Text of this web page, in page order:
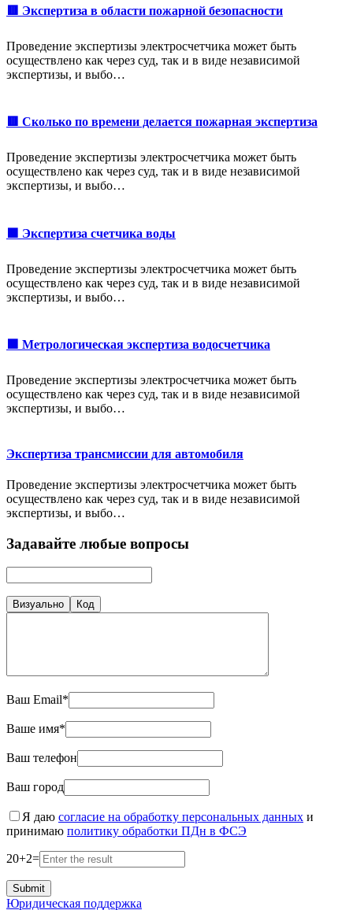
🟥 Экспертиза в области пожарной безопасности
Проведение экспертизы электросчетчика может быть
осуществлено как через суд, так и в виде независимой
экспертизы, и выбо…
🟥 Сколько по времени делается пожарная экспертиза
Проведение экспертизы электросчетчика может быть
осуществлено как через суд, так и в виде независимой
экспертизы, и выбо…
🟩 Экспертиза счетчика воды
Проведение экспертизы электросчетчика может быть
осуществлено как через суд, так и в виде независимой
экспертизы, и выбо…
🟩 Метрологическая экспертиза водосчетчика
Проведение экспертизы электросчетчика может быть
осуществлено как через суд, так и в виде независимой
экспертизы, и выбо…
Экспертиза трансмиссии для автомобиля
Проведение экспертизы электросчетчика может быть
осуществлено как через суд, так и в виде независимой
экспертизы, и выбо…
Задавайте любые вопросы
Визуально Код
Ваш Email*
Ваше имя*
Ваш телефон
Ваш город
Я даю согласие на обработку персональных данных и
принимаю политику обработки ПДн в ФСЭ
20+2=
Юридическая поддержка